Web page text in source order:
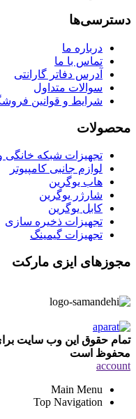
دسترسی‌ها
درباره ما
تماس با ما
آدرس دفاتر گارانتی
سوالات متداول
شرایط و قوانین
محصولات
تجهیزات شبکه خانگی
لوازم جانبی کامپیوتر
هاب یوگرین
شارژر یوگرین
کابل یوگرین
تجهیزات ذخیره سازی
تجهیزات گیمینگ
مجوزهای ایزی مارکت
تمام حقوق این وب سایت
محفوظ است
account
Main Menu
Top Navigation